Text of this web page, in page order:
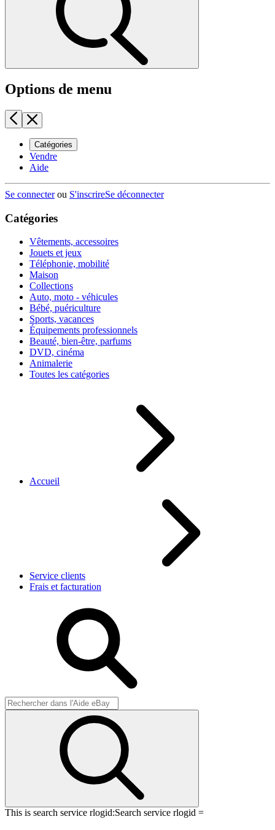
Options de menu
Catégories
Vendre
Aide
Se connecterou S'inscrireSe déconnecter
Catégories
Vêtements, accessoires
Jouets et jeux
Téléphonie, mobilité
Maison
Collections
Auto, moto - véhicules
Bébé, puériculture
Sports, vacances
Équipements professionnels
Beauté, bien-être, parfums
DVD, cinéma
Animalerie
Toutes les catégories
Accueil
Service clients
Frais et facturation
This is search service rlogid:Search service rlogid =